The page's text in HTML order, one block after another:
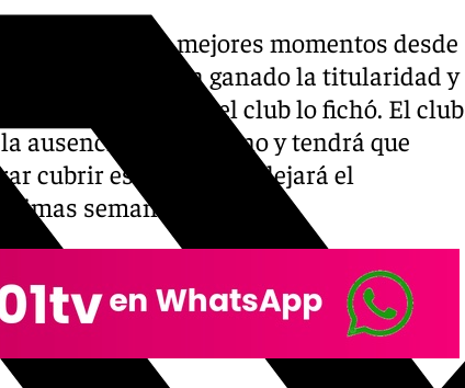
en uno de sus mejores momentos desde
temporada se ha ganado la titularidad y
tiene y por la que el club lo fichó. El club
ausencia del utrerano y tendrá que
cubrir ese vacío que dejará el
semanas